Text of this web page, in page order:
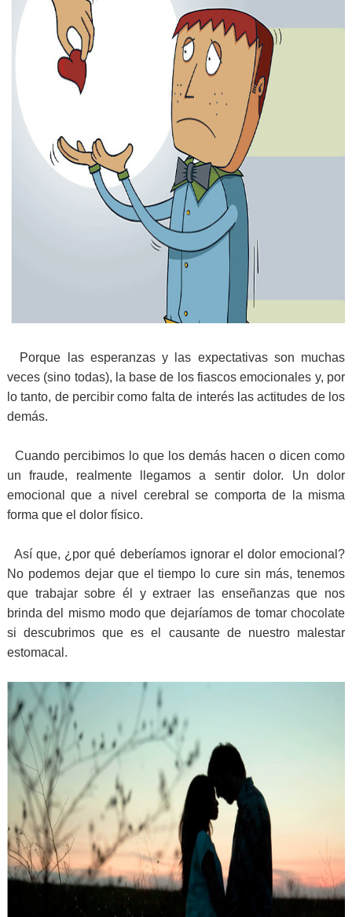
Porque las esperanzas y las expectativas son muchas
veces (sino todas), la base de los fiascos emocionales y, por
lo tanto, de percibir como falta de interés las actitudes de los
demás.
Cuando percibimos lo que los demás hacen o dicen como
un fraude, realmente llegamos a sentir dolor. Un dolor
emocional que a nivel cerebral se comporta de la misma
forma que el dolor físico.
Así que, ¿por qué deberíamos ignorar el dolor emocional?
No podemos dejar que el tiempo lo cure sin más, tenemos
que trabajar sobre él y extraer las enseñanzas que nos
brinda del mismo modo que dejaríamos de tomar chocolate
si descubrimos que es el causante de nuestro malestar
estomacal.